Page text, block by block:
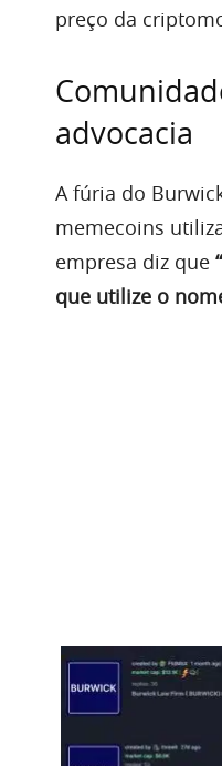
preço da
advocacia
A fúria do
memecoins
empresa diz que
que utilize o